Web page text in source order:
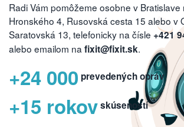
Radi Vám pomôžeme osobne v
Hronského 4, Rusovská cesta 15 alebo v
Saratovská 13, telefonicky na čísle +421
alebo emailom na fixit@fixit.sk.
+24 000 prevedených opráv
+15 rokovskúseností